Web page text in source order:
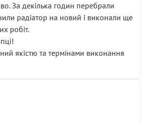
За декілька годин перебрали
радіатор на новий і виконали ще
робіт.
якістю та термінами виконання